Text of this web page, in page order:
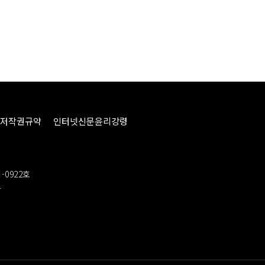
저작권규약 인터넷신문윤리강령
0922호